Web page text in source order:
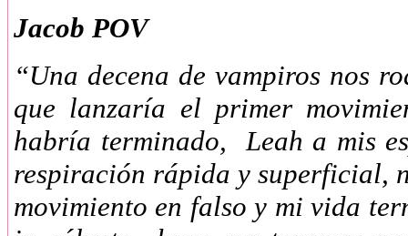
Jacob POV
“Una decena de vampiros nos
que lanzaría el primer
habría terminado, Leah a mis
respiración rápida y superficial,
movimiento en falso y mi vida